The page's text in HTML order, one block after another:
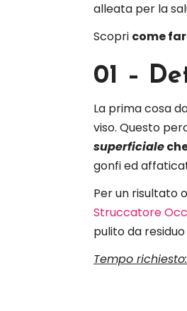
alleata per la
Scopri come
01 –
La prima cosa
viso. Questo
superficiale
gonfi ed
Per un risultato
Struccatore
pulito da
Tempo